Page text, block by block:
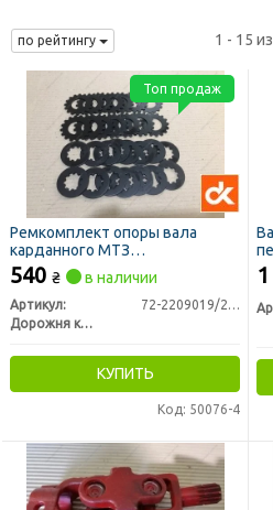
по рейтингу 1 - 15
Ремкомплект опоры вала
карданного МТЗ
промежуточной (ДК)
540 ₴ в наличии
Артикул:
72-2209019/25/27
Дорожня карта
КУПИТЬ
Код: 50076-4
Топ продаж